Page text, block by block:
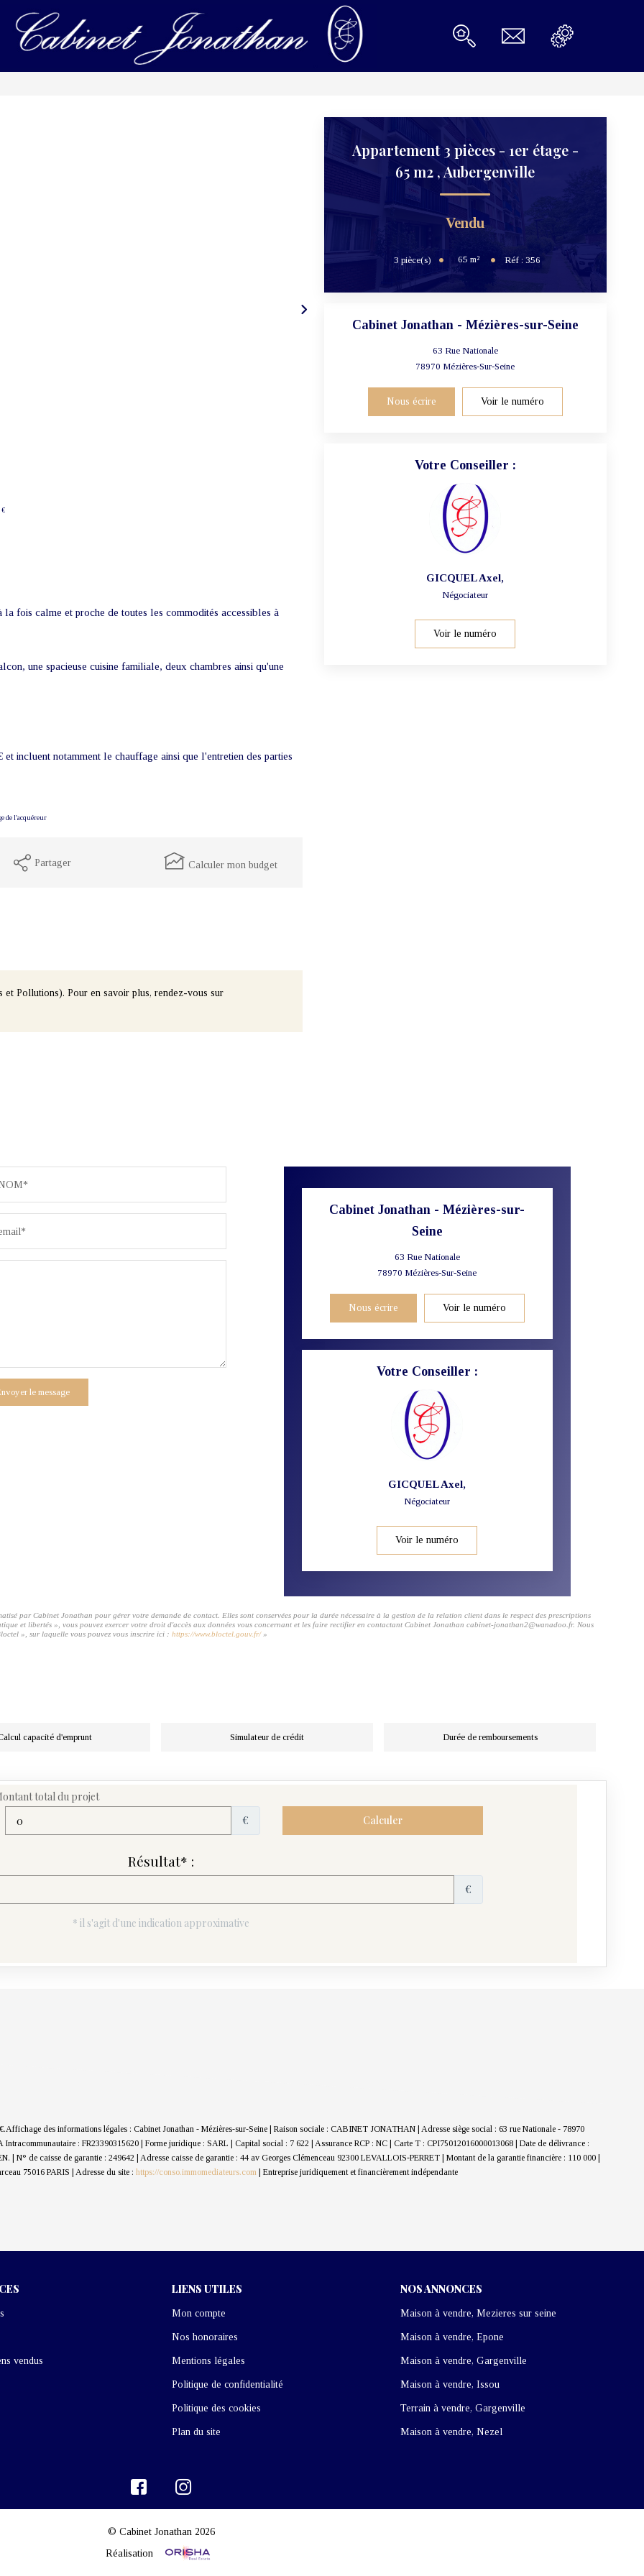
€
fois calme et proche de toutes les commodités accessibles à
une spacieuse cuisine familiale, deux chambres ainsi qu'une
incluent notamment le chauffage ainsi que l'entretien des parties
de l'acquéreur
Partager Calculer mon budget
et Pollutions). Pour en savoir plus, rendez-vous sur
Appartement 3 pièces - 1er étage -
65 m2 ,Aubergenville
Vendu
3pièce(s) 65m² Réf :356
Cabinet Jonathan - Mézières-sur-Seine
63 Rue Nationale
78970 Mézières-Sur-Seine
Nous écrire Voir le numéro
Votre Conseiller :
GICQUEL Axel,
Négociateur
Voir le numéro
le message
Cabinet Jonathan - Mézières-sur-
Seine
63 Rue Nationale
78970 Mézières-Sur-Seine
Nous écrire Voir le numéro
Votre Conseiller :
GICQUEL Axel,
Négociateur
Voir le numéro
par Cabinet Jonathan pour gérer votre demande de contact. Elles sont conservées pour la durée nécessaire à la gestion de la relation client dans le respect des prescriptions
et libertés », vous pouvez exercer votre droit d'accès aux données vous concernant et les faire rectifier en contactant Cabinet Jonathan cabinet-jonathan2@wanadoo.fr. Nous
», sur laquelle vous pouvez vous inscrire ici : https://www.bloctel.gouv.fr/»
capacité d'emprunt Simulateur de crédit Durée de remboursements
Affichage des informations légales : Cabinet Jonathan - Mézières-sur-Seine | Raison sociale : CABINET JONATHAN | Adresse siège social : 63 rue Nationale - 78970
: FR23390315620 | Forme juridique : SARL | Capital social : 7 622 | Assurance RCP : NC | Carte T : CPI75012016000013068 | Date de délivrance :
| N° de caisse de garantie : 249642 | Adresse caisse de garantie : 44 av Georges Clémenceau 92300 LEVALLOIS-PERRET | Montant de la garantie financière : 110 000 |
75016 PARIS | Adresse du site : https://conso.immomediateurs.com Entreprise juridiquement et financièrement indépendante
vendus
LIENS UTILES
Mon compte
Nos honoraires
Mentions légales
Politique de confidentialité
Politique des cookies
Plan du site
NOS ANNONCES
Maison à vendre, Mezieres sur seine
Maison à vendre, Epone
Maison à vendre, Gargenville
Maison à vendre, Issou
Terrain à vendre, Gargenville
Maison à vendre, Nezel
© Cabinet Jonathan 2026
Réalisation